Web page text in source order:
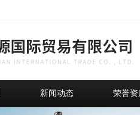
新闻动态 荣誉资